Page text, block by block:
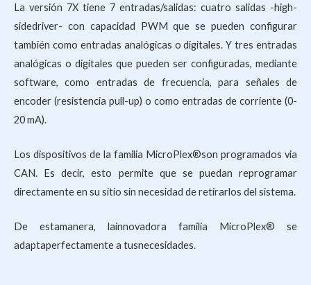
La versión 7X tiene 7 entradas/salidas: cuatro salidas -high-
sidedriver- con capacidad PWM que se pueden configurar
también como entradas analógicas o digitales. Y tres entradas
analógicas o digitales que pueden ser configuradas, mediante
software, como entradas de frecuencia, para señales de
encoder (resistencia pull-up) o como entradas de corriente (0-
20 mA).
Los dispositivos de la familia MicroPlex®son programados via
CAN. Es decir, esto permite que se puedan reprogramar
directamente en su sitio sin necesidad de retirarlos del sistema.
De estamanera, lainnovadora familia MicroPlex® se
adaptaperfectamente a tusnecesidades.